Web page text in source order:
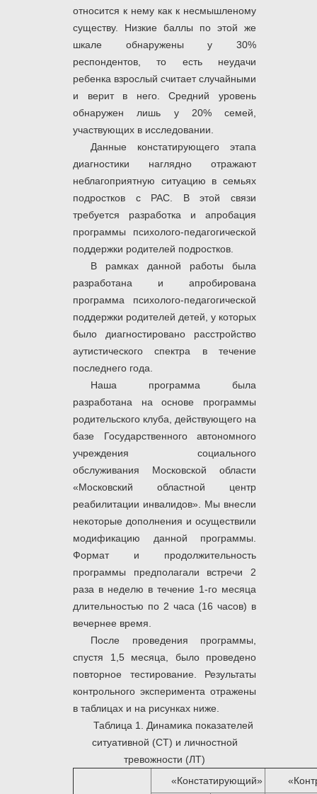
относится к нему как к несмышленому
существу. Низкие баллы по этой же
шкале обнаружены у 30%
респондентов, то есть неудачи
ребенка взрослый считает случайными
и верит в него. Средний уровень
обнаружен лишь у 20% семей,
участвующих в исследовании.
Данные констатирующего этапа
диагностики наглядно отражают
неблагоприятную ситуацию в семьях
подростков с РАС. В этой связи
требуется разработка и апробация
программы психолого-педагогической
поддержки родителей подростков.
В рамках данной работы была
разработана и апробирована
программа психолого-педагогической
поддержки родителей детей, у которых
было диагностировано расстройство
аутистического спектра в течение
последнего года.
Наша программа была
разработана на основе программы
родительского клуба, действующего на
базе Государственного автономного
учреждения социального
обслуживания Московской области
«Московский областной центр
реабилитации инвалидов». Мы внесли
некоторые дополнения и осуществили
модификацию данной программы.
Формат и продолжительность
программы предполагали встречи 2
раза в неделю в течение 1-го месяца
длительностью по 2 часа (16 часов) в
вечернее время.
После проведения программы,
спустя 1,5 месяца, было проведено
повторное тестирование. Результаты
контрольного эксперимента отражены
в таблицах и на рисунках ниже.
Таблица 1. Динамика показателей
ситуативной (СТ) и личностной
тревожности (ЛТ)
«Констатирующий»